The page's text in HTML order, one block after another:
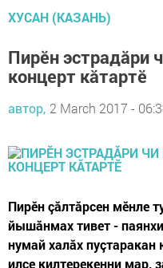
ХУСАН (КАЗАНЬ)
Пирӗн эстрадăри
концерт кăтартӗ
автор, 2 March 2017 -
Пирӗн çăлтăрсен мӗнле
йышăнмах тивет -
нумай халăх
илсе килтерекенни мар,